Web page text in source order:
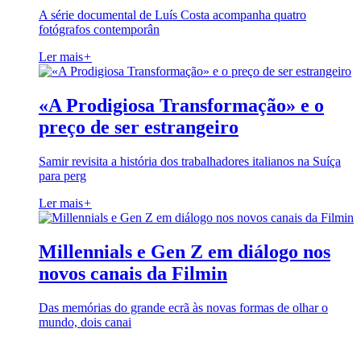
A série documental de Luís Costa acompanha quatro
fotógrafos contemporân
Ler mais+
«A Prodigiosa Transformação» e o
preço de ser estrangeiro
Samir revisita a história dos trabalhadores italianos na Suíça
para perg
Ler mais+
Millennials e Gen Z em diálogo nos
novos canais da Filmin
Das memórias do grande ecrã às novas formas de olhar o
mundo, dois canai